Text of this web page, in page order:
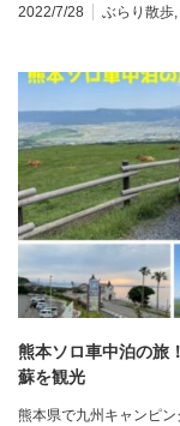
2022/7/28
ぶらり散歩,
熊本ソロ車中泊の旅
蘇を観光
熊本県で九州キャンピ